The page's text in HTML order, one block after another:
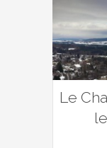
Le